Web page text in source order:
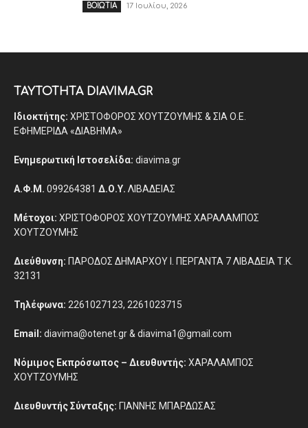
ΒΟΙΩΤΙΑ 17 Ιουλίου, 2026
ΤΑΥΤΟΤΗΤΑ DIAVIMA.GR
Ιδιοκτήτης: ΧΡΙΣΤΟΦΟΡΟΣ ΧΟΥΤΖΟΥΜΗΣ & ΣΙΑ Ο.Ε.
ΕΦΗΜΕΡΙΔΑ «ΔΙΑΒΗΜΑ»
Ενημερωτική Ιστοσελίδα: diavima.gr
Α.Φ.Μ. 099264381 Δ.Ο.Υ. ΛΙΒΑΔΕΙΑΣ
Μέτοχοι: ΧΡΙΣΤΟΦΟΡΟΣ ΧΟΥΤΖΟΥΜΗΣ ΧΑΡΑΛΑΜΠΟΣ
ΧΟΥΤΖΟΥΜΗΣ
Διεύθυνση: ΠΑΡΟΔΟΣ ΔΗΜΑΡΧΟΥ Ι. ΠΕΡΓΑΝΤΑ 7 ΛΙΒΑΔΕΙΑ Τ.Κ.
32131
Τηλέφωνα: 2261027123, 2261023715
Email: diavima@otenet.gr & diavima1@gmail.com
Νόμιμος Εκπρόσωπος – Διευθυντής: ΧΑΡΑΛΑΜΠΟΣ
ΧΟΥΤΖΟΥΜΗΣ
Διευθυντής Σύνταξης: ΓΙΑΝΝΗΣ ΜΠΑΡΔΩΣΑΣ